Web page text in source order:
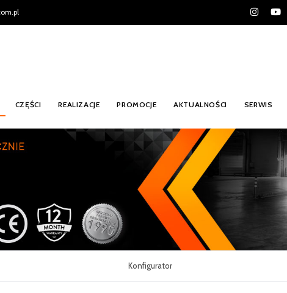
CZĘŚCI REALIZACJE PROMOCJE AKTUALNOŚCI SERWIS
Konfigurator